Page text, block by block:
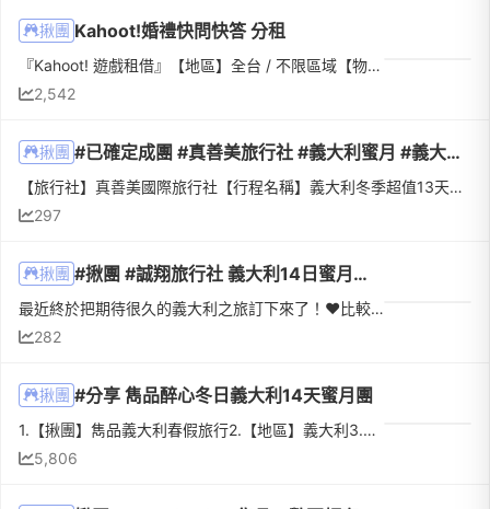
揪團 Kahoot!婚禮快問快答 分租
『Kahoot! 遊戲租借』【地區】全台 / 不限區域【物品名稱】Kahoot! 快問快答競賽 婚禮遊戲【數量】無限，請詢問檔期【介紹】Kahoot!是一個快問快答遊戲供賓客在二進遊戲時間共同競賽，您的場地需要有一個大螢幕(LED...
2,542
揪團 #已確定成團 #真善美旅行社 #義大利蜜月 #義大利旅遊
【旅行社】真善美國際旅行社【行程名稱】義大利冬季超值13天｜華航直飛版【出發日期】 2027/01/30（六）～ 2027/02/11（四）【團費金額】 199,800 元（可搭配早鳥優惠與發文揪團折抵優惠）在比較了多家專辦歐洲蜜月...
297
揪團 #揪團 #誠翔旅行社 義大利14日蜜月旅行
最近終於把期待很久的義大利之旅訂下來了！❤️比較了幾家旅行社後，最後選擇誠翔運通旅行社的「【精彩全覽】義大利14日」。主要是因為行程除了羅馬、佛羅倫斯、威尼斯等經典城市外，還安排了許多一直很想去的南義景點...
282
揪團 #分享 雋品醉心冬日義大利14天蜜月團
1.【揪團】雋品義大利春假旅行2.【地區】義大利3.【行程名稱】雋品醉心冬日義大利14天蜜月團4.【日期】2025/03/25出團 (已成團)5.【介紹】嗨嗨~~我們是預計明年三月宴客的新人，在忙碌之餘，也想著如果能在春暖花開...
5,806